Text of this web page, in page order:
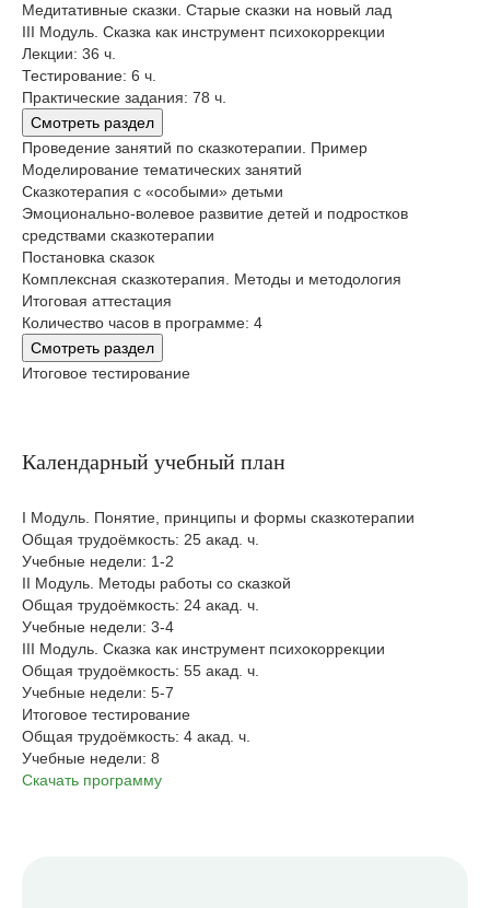
Медитативные сказки. Старые сказки на новый лад
III Модуль. Сказка как инструмент психокоррекции
Лекции: 36 ч.
Тестирование: 6 ч.
Практические задания: 78 ч.
Смотреть раздел
Проведение занятий по сказкотерапии. Пример
Моделирование тематических занятий
Сказкотерапия с «особыми» детьми
Эмоционально-волевое развитие детей и подростков
средствами сказкотерапии
Постановка сказок
Комплексная сказкотерапия. Методы и методология
Итоговая аттестация
Количество часов в программе: 4
Смотреть раздел
Итоговое тестирование
Календарный учебный план
I Модуль. Понятие, принципы и формы сказкотерапии
Общая трудоёмкость: 25 акад. ч.
Учебные недели: 1-2
II Модуль. Методы работы со сказкой
Общая трудоёмкость: 24 акад. ч.
Учебные недели: 3-4
III Модуль. Сказка как инструмент психокоррекции
Общая трудоёмкость: 55 акад. ч.
Учебные недели: 5-7
Итоговое тестирование
Общая трудоёмкость: 4 акад. ч.
Учебные недели: 8
Скачать программу